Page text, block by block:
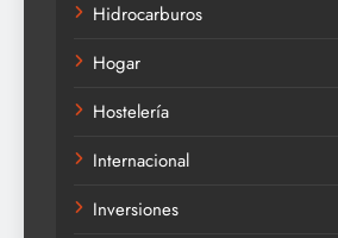
Hidrocarburos
Hogar
Hostelería
Internacional
Inversiones